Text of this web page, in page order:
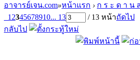
อาจารย์เจน.com»หน้าแรก › ก ร ะ ด า น
1 2345678910... 13 / 13 หน้าถัดไป
กลับไป